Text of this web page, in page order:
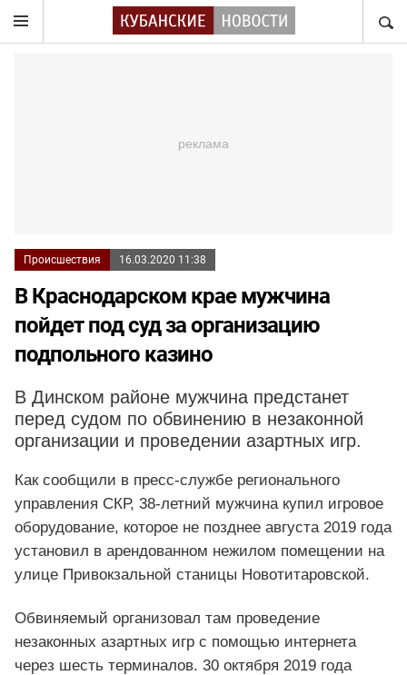
Происшествия 16.03.2020 11:38
В Краснодарском крае мужчина
пойдет под суд за организацию
подпольного казино
В Динском районе мужчина предстанет
перед судом по обвинению в незаконной
организации и проведении азартных игр.
Как сообщили в пресс-службе регионального
управления СКР, 38-летний мужчина купил игровое
оборудование, которое не позднее августа 2019 года
установил в арендованном нежилом помещении на
улице Привокзальной станицы Новотитаровской.
Обвиняемый организовал там проведение
незаконных азартных игр с помощью интернета
через шесть терминалов. 30 октября 2019 года